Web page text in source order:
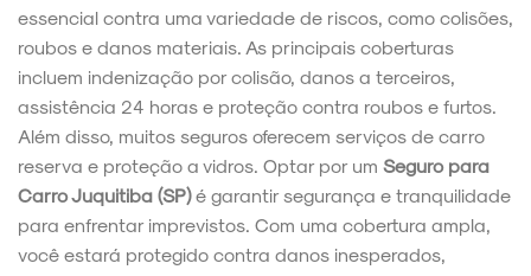
essencial contra uma variedade de riscos, como colisões,
roubos e danos materiais. As principais coberturas
incluem indenização por colisão, danos a terceiros,
assistência 24 horas e proteção contra roubos e furtos.
Além disso, muitos seguros oferecem serviços de carro
reserva e proteção a vidros. Optar por um Seguro para
Carro Juquitiba (SP)é garantir segurança e tranquilidade
para enfrentar imprevistos. Com uma cobertura ampla,
você estará protegido contra danos inesperados,